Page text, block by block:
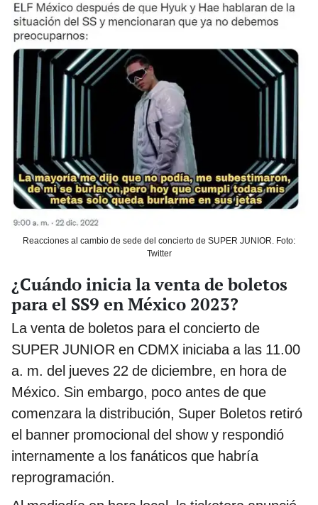
Reacciones al cambio de sede del concierto de SUPER JUNIOR. Foto:
Twitter
¿Cuándo inicia la venta de boletos
para el SS9 en México 2023?
La venta de boletos para el concierto de
SUPER JUNIOR en CDMX iniciaba a las 11.00
a. m. del jueves 22 de diciembre, en hora de
México. Sin embargo, poco antes de que
comenzara la distribución, Super Boletos retiró
el banner promocional del show y respondió
internamente a los fanáticos que habría
reprogramación.